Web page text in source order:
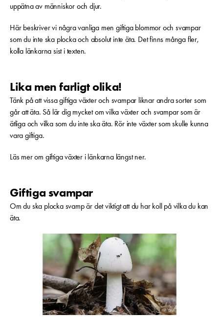
uppätna av människor och djur.
Här beskriver vi några vanliga men giftiga blommor och svampar
som du inte ska plocka och absolut inte äta. Det finns många fler,
kolla länkarna sist i texten.
Lika men farligt olika!
Tänk på att vissa giftiga växter och svampar liknar andra sorter som
går att äta. Så lär dig mycket om vilka växter och svampar som är
ätliga och vilka som du inte ska äta. Rör inte växter som skulle kunna
vara giftiga.
Läs mer om giftiga växter i länkarna längst ner.
Giftiga svampar
Om du ska plocka svamp är det viktigt att du har koll på vilka du kan
äta.